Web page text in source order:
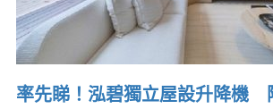
率先睇！泓碧獨立屋設升降機